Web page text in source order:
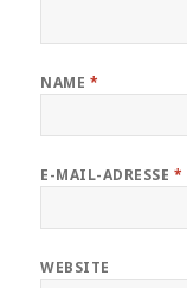
NAME *
E-MAIL-ADRESSE *
WEBSITE